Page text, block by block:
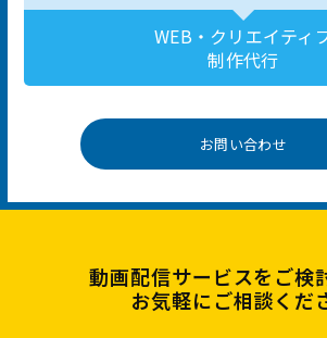
WEB・クリエイティ
制作代行
お問い合わせ
動画配信サービスをご検
お気軽にご相談くだ